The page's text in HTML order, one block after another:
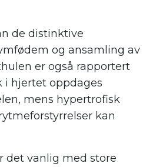
de distinktive
og ansamling av
er også rapportert
i hjertet oppdages
mens hypertrofisk
kan
det vanlig med store